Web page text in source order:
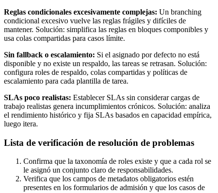
Reglas condicionales excesivamente complejas: Un branching
condicional excesivo vuelve las reglas frágiles y difíciles de
mantener. Solución: simplifica las reglas en bloques componibles y
usa colas compartidas para casos límite.
Sin fallback o escalamiento: Si el asignado por defecto no está
disponible y no existe un respaldo, las tareas se retrasan. Solución:
configura roles de respaldo, colas compartidas y políticas de
escalamiento para cada plantilla de tarea.
SLAs poco realistas: Establecer SLAs sin considerar cargas de
trabajo realistas genera incumplimientos crónicos. Solución: analiza
el rendimiento histórico y fija SLAs basados en capacidad empírica,
luego itera.
Lista de verificación de resolución de problemas
Confirma que la taxonomía de roles existe y que a cada rol se
le asignó un conjunto claro de responsabilidades.
Verifica que los campos de metadatos obligatorios estén
presentes en los formularios de admisión y que los casos de